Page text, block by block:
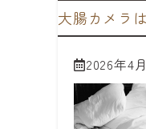
大腸カメラ
2026年4